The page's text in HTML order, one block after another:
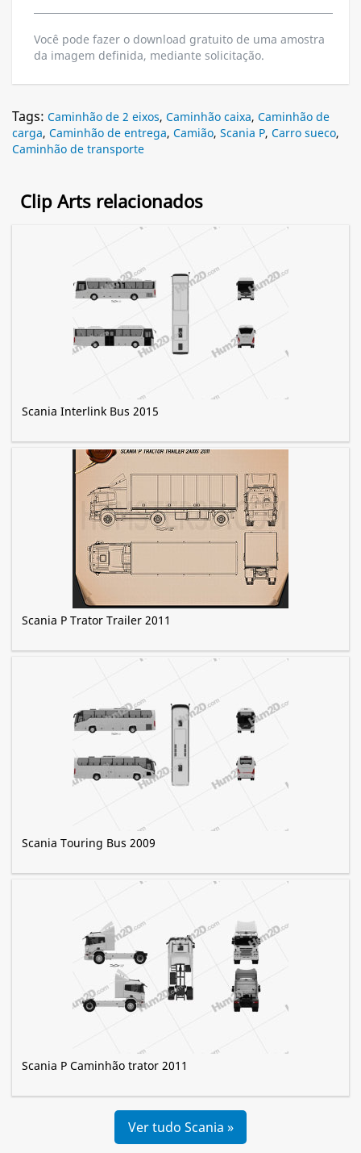
Você pode fazer o download gratuito de uma amostra
da imagem definida, mediante solicitação.
Tags: Caminhão de 2 eixos, Caminhão caixa, Caminhão de
carga, Caminhão de entrega, Camião, Scania P, Carro sueco,
Caminhão de transporte
Clip Arts relacionados
Scania Interlink Bus 2015
Scania P Trator Trailer 2011
Scania Touring Bus 2009
Scania P Caminhão trator 2011
Ver tudo Scania »